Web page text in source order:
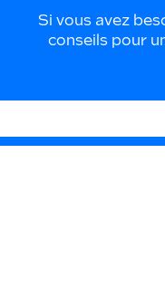
Si vous avez
conseils pour